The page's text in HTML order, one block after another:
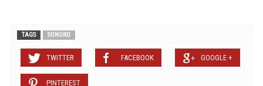
TAGS SONORO
TWITTER FACEBOOK GOOGLE +
PINTEREST